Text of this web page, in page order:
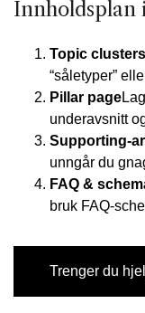
Innholdsplan
Topic clusters
“såletyper”
Pillar page
underavsnitt
Supporting-
unngår du
FAQ &
bruk FAQ-
Trenger du